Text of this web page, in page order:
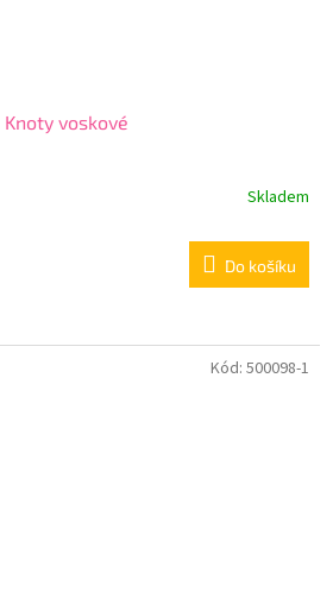
Knoty voskové
Skladem
Do košíku
Kód: 500098-1